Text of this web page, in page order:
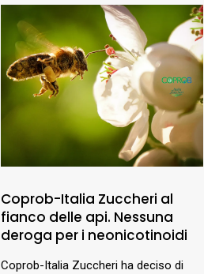
Coprob-Italia Zuccheri al
fianco delle api. Nessuna
deroga per i neonicotinoidi
Coprob-Italia Zuccheri ha deciso di